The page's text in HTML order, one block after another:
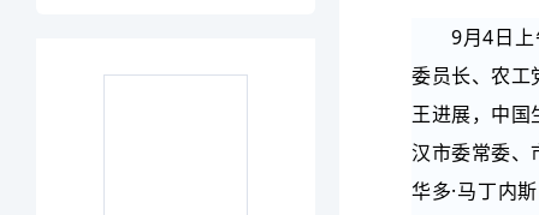
9月4日
委员长、农工
王进展，中
汉市委常委、
华多·马丁内